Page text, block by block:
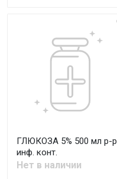
ГЛЮКОЗА 5% 500 мл р-р
инф. конт.
Нет в наличии